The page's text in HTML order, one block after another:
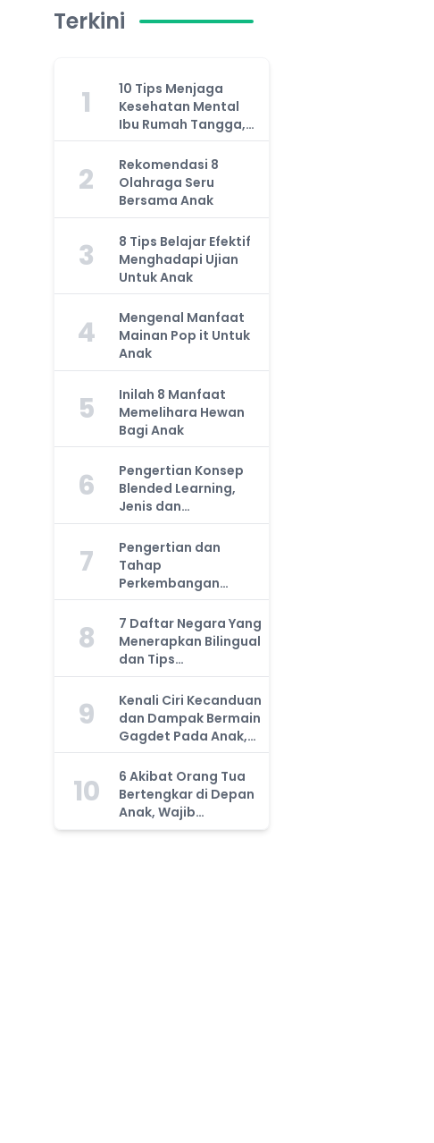
Terkini
1
10 Tips Menjaga
Kesehatan Mental
Ibu Rumah Tangga,
Jangan Anggap
Remeh!
2
Rekomendasi 8
Olahraga Seru
Bersama Anak
3
8 Tips Belajar Efektif
Menghadapi Ujian
Untuk Anak
4
Mengenal Manfaat
Mainan Pop it Untuk
Anak
5
Inilah 8 Manfaat
Memelihara Hewan
Bagi Anak
6
Pengertian Konsep
Blended Learning,
Jenis dan
Manfaatnya, Anda
Harus Tahu!
7
Pengertian dan
Tahap
Perkembangan
Kemampuan Kognitif
Anak, Bunda Wajib
Tahu!
8
7 Daftar Negara Yang
Menerapkan Bilingual
dan Tips
Mengajarkan Pada
Anak
9
Kenali Ciri Kecanduan
dan Dampak Bermain
Gagdet Pada Anak,
Orang Tua Wajib
Tahu!
10
6 Akibat Orang Tua
Bertengkar di Depan
Anak, Wajib
Waspada!